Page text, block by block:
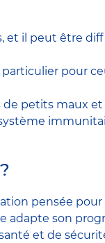
et il peut être
pour
petits maux
pensée
adapte son
et de